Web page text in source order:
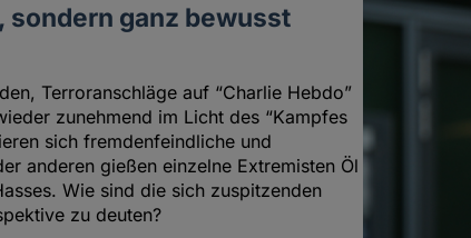
sondern ganz bewusst
Terroranschläge auf “Charlie Hebdo”
zunehmend im Licht des “Kampfes
sich fremdenfeindliche und
anderen gießen einzelne Extremisten Öl
Wie sind die sich zuspitzenden
zu deuten?